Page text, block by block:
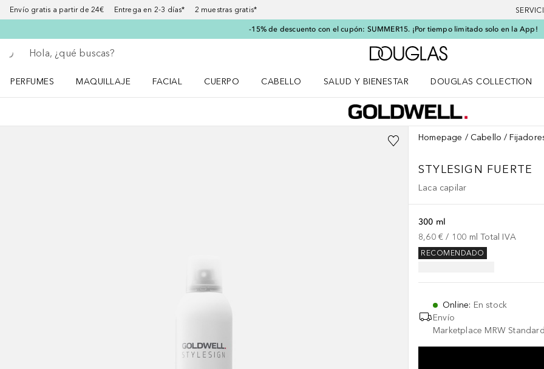
Envío gratis a partir de 24€ Entrega en 2-3 días* 2 muestras gratis*
-15% de descuento con el cupón: SUMMER15. ¡Por tiempo limitado solo en la App!
Regresar
Ejecutar búsqueda
A Douglas Home
PERFUMES
MAQUILLAJE
FACIAL
CUERPO
CABELLO
SALUD Y BIENESTAR
DOUGLAS COLLECTION
Homepage Cabello
STYLESIGN FUERTE
Laca capilar
300 ml
8,60 € / 100 ml Total IVA
RECOMENDADO
Online: En stock
Envío
Marketplace MRW